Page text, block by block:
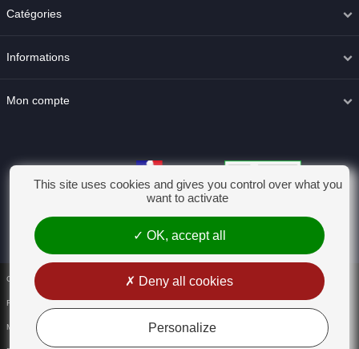
Catégories
Informations
Mon compte
Conditions générales de vente
Rétractation
Mentions légales
This site uses cookies and gives you control over what you
want to activate
OK, accept all
Deny all cookies
Personalize